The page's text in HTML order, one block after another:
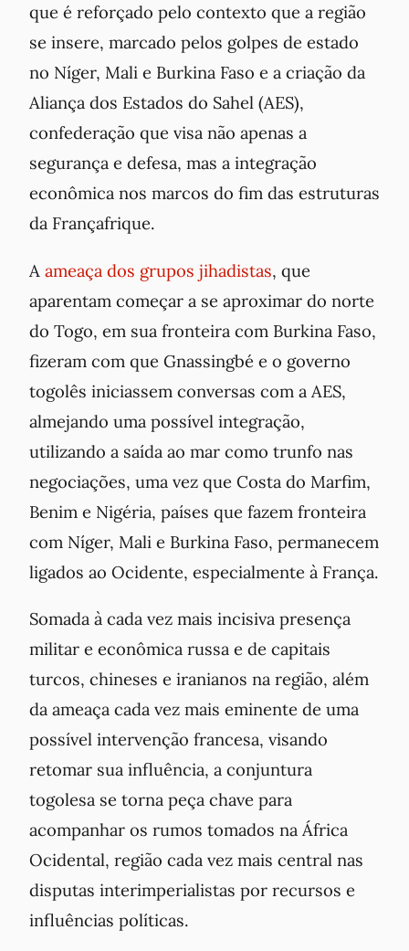
que é reforçado pelo contexto que a região
se insere, marcado pelos golpes de estado
no Níger, Mali e Burkina Faso e a criação da
Aliança dos Estados do Sahel (AES),
confederação que visa não apenas a
segurança e defesa, mas a integração
econômica nos marcos do fim das estruturas
da Françafrique.
A ameaça dos grupos jihadistas, que
aparentam começar a se aproximar do norte
do Togo, em sua fronteira com Burkina Faso,
fizeram com que Gnassingbé e o governo
togolês iniciassem conversas com a AES,
almejando uma possível integração,
utilizando a saída ao mar como trunfo nas
negociações, uma vez que Costa do Marfim,
Benim e Nigéria, países que fazem fronteira
com Níger, Mali e Burkina Faso, permanecem
ligados ao Ocidente, especialmente à França.
Somada à cada vez mais incisiva presença
militar e econômica russa e de capitais
turcos, chineses e iranianos na região, além
da ameaça cada vez mais eminente de uma
possível intervenção francesa, visando
retomar sua influência, a conjuntura
togolesa se torna peça chave para
acompanhar os rumos tomados na África
Ocidental, região cada vez mais central nas
disputas interimperialistas por recursos e
influências políticas.